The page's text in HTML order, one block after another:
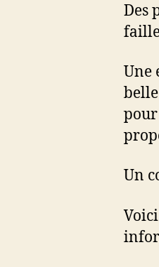
Des
Une
pour
Un